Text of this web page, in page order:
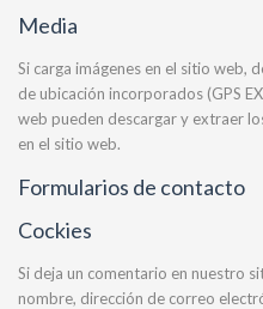
Media
Si carga imágenes en el sitio web,
de ubicación incorporados (GPS
web pueden descargar y extraer
en el sitio web.
Formularios de contacto
Cockies
Si deja un comentario en nuestro
nombre, dirección de correo